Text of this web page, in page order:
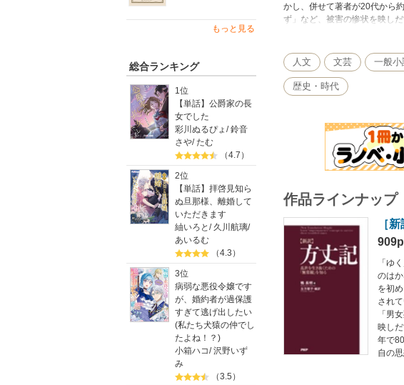
もっと見る
総合ランキング
1位
【単話】公爵家の長
女でした
彩川ぬるぴょ /鈴音
さや/たむ
（4.7）
2位
【単話】拝啓見知ら
ぬ旦那様、離婚して
いただきます
紬いろと / 久川航璃/
あいるむ
（4.3）
3位
病弱な悪役令嬢です
が、婚約者が過保護
すぎて逃げ出したい
(私たち犬猿の仲でし
たよね！？)
小箱ハコ/沢野いず
み
（3.5）
かし、併せて著者が20代から
ず」など、被害の惨状を映し
人文 文芸 一般小
歴史・時代
作品ラインナッ
［
「ゆ
のは
を初
され
「男
映し
年で
自の